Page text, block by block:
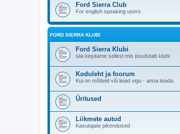
Ford Sierra Club
For english speaking users
FORD SIERRA KLUBI
Ford Sierra Klubi
siia kirjutame sellest mis puudutab klubi
Koduleht ja foorum
Kui on mõtteid või leiad vigu - anna teada.
Üritused
Liikmete autod
Kasutajate pikendused